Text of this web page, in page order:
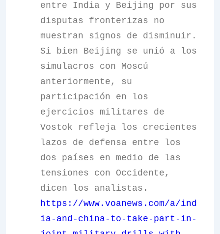
entre India y Beijing por sus
disputas fronterizas no
muestran signos de disminuir.
Si bien Beijing se unió a los
simulacros con Moscú
anteriormente, su
participación en los
ejercicios militares de
Vostok refleja los crecientes
lazos de defensa entre los
dos países en medio de las
tensiones con Occidente,
dicen los analistas.
https://www.voanews.com/a/ind
ia-and-china-to-take-part-in-